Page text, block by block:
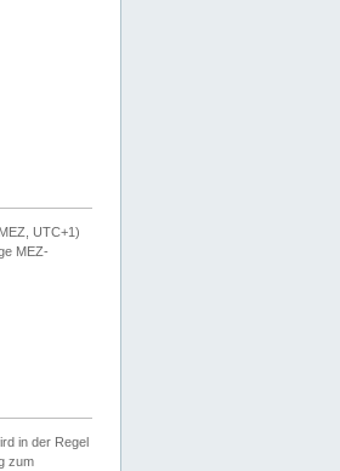
UTC+1)
MEZ-
in der Regel
zum